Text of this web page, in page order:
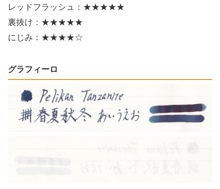
レッドフラッシュ：★★★★★
裏抜け：★★★★★
にじみ：★★★★☆
グラフィーロ